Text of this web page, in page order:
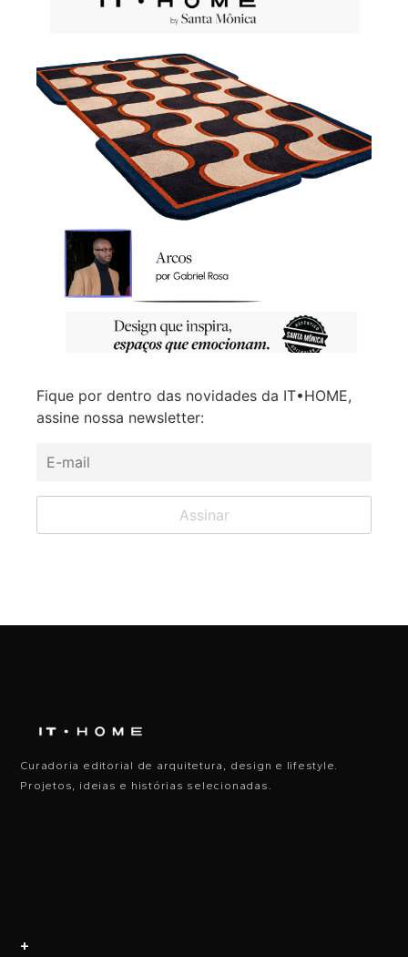
Fique por dentro das novidades da IT•HOME,
assine nossa newsletter:
Curadoria editorial de arquitetura, design e lifestyle.
Projetos, ideias e histórias selecionadas.
+